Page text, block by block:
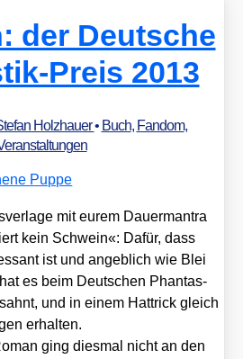
der Deutsche
Preis 2013
Holzhauer• Buch, Fandom,
mit eurem Dau­er­m­an­tra
kein Schwein«: Dafür, dass
ist und angeb­lich wie Blei
es beim Deut­schen Phan­tas­
und in einem Hat­trick gleich
erhal­ten.
ging dies­mal nicht an den